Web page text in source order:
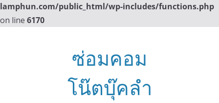
lamphun.com/public_html/wp-includes/functions.php
on line 6170
ซ่อมคอม
โน๊ตบุ๊คลำ